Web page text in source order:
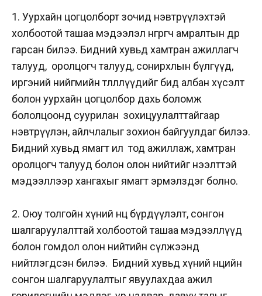
1. Уурхайн цогцолборт зочид нэвтрүүлэхтэй
холбоотой ташаа мэдээлэл өнгөрөгч амралтын өдөр
гарсан билээ. Бидний хувьд хамтран ажиллагч
талууд, оролцогч талууд, сонирхлын бүлгүүд,
иргэний нийгмийн төлөөллүүдийг бид албан хүсэлт
болон уурхайн цогцолбор дахь боломж
бололцоонд суурилан зохицуулалттайгаар
нэвтрүүлэн, айлчлалыг зохион байгуулдаг билээ.
Бидний хувьд ямагт ил тод ажиллаж, хамтран
оролцогч талууд болон олон нийтийг нээлттэй
мэдээллээр хангахыг ямагт эрмэлздэг болно.
2. Оюу толгойн хүний нөөц бүрдүүлэлт, сонгон
шалгаруулалттай холбоотой ташаа мэдээллүүд
болон гомдол олон нийтийн сүлжээнд
нийтлэгдсэн билээ. Бидний хувьд хүний нөөцийн
сонгон шалгаруулалтыг явуулахдаа ажил